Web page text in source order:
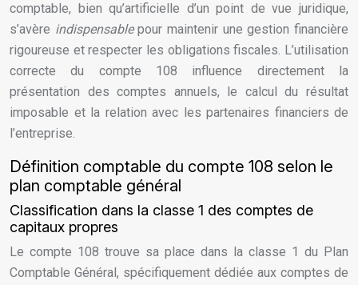
comptable, bien qu’artificielle d’un point de vue juridique,
s’avère indispensablepour maintenir une gestion financière
rigoureuse et respecter les obligations fiscales. L’utilisation
correcte du compte 108 influence directement la
présentation des comptes annuels, le calcul du résultat
imposable et la relation avec les partenaires financiers de
l’entreprise.
Définition comptable du compte 108 selon le
plan comptable général
Classification dans la classe 1 des comptes de
capitaux propres
Le compte 108 trouve sa place dans la classe 1 du Plan
Comptable Général, spécifiquement dédiée aux comptes de